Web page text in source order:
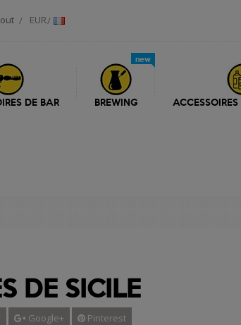
EUR
DE BAR BREWING
new
DE SICILE
Google+ Pinterest